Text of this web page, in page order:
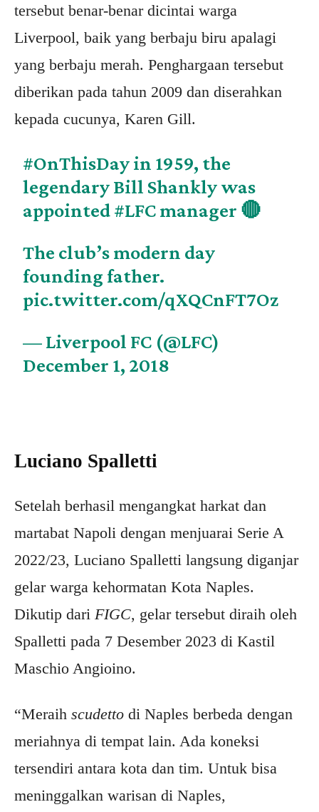
tersebut benar-benar dicintai warga
Liverpool, baik yang berbaju biru apalagi
yang berbaju merah. Penghargaan tersebut
diberikan pada tahun 2009 dan diserahkan
kepada cucunya, Karen Gill.
#OnThisDayin 1959, the
legendary Bill Shankly was
appointed#LFCmanager 🔴
The club’s modern day
founding father.
pic.twitter.com/qXQCnFT7Oz
— Liverpool FC (@LFC)
December 1, 2018
Luciano Spalletti
Setelah berhasil mengangkat harkat dan
martabat Napoli dengan menjuarai Serie A
2022/23, Luciano Spalletti langsung diganjar
gelar warga kehormatan Kota Naples.
Dikutip dari FIGC, gelar tersebut diraih oleh
Spalletti pada 7 Desember 2023 di Kastil
Maschio Angioino.
“Meraih scudetto di Naples berbeda dengan
meriahnya di tempat lain. Ada koneksi
tersendiri antara kota dan tim. Untuk bisa
meninggalkan warisan di Naples,